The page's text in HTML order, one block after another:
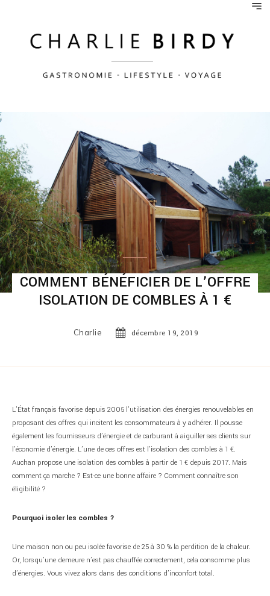
COMMENT BÉNÉFICIER DE L’OFFRE
ISOLATION DE COMBLES À 1 €
Charlie décembre 19, 2019
L’État français favorise depuis 2005 l’utilisation des énergies renouvelables en
proposant des offres qui incitent les consommateurs à y adhérer. Il pousse
également les fournisseurs d’énergie et de carburant à aiguiller ses clients sur
l’économie d’énergie. L’une de ces offres est l’isolation des combles à 1 €.
Auchan propose une isolation des combles à partir de 1 € depuis 2017. Mais
comment ça marche ? Est-ce une bonne affaire ? Comment connaître son
éligibilité ?
Pourquoi isoler les combles ?
Une maison non ou peu isolée favorise de 25 à 30 % la perdition de la chaleur.
Or, lorsqu’une demeure n’est pas chauffée correctement, cela consomme plus
d’énergies. Vous vivez alors dans des conditions d’inconfort total.